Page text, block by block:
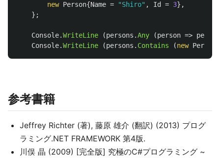
new Person{Name = "Shiro" , Id = 3},
};
Console.WriteLine (persons .Any (person => person
Console.WriteLine (persons . Contains (new Person
参考書籍
Jeffrey Richter (著), 藤原 雄介 (翻訳) (2013) プログ
ラミング.NET FRAMEWORK 第4版.
川俣 晶 (2009) [完全版] 究極のC#プログラミング ~